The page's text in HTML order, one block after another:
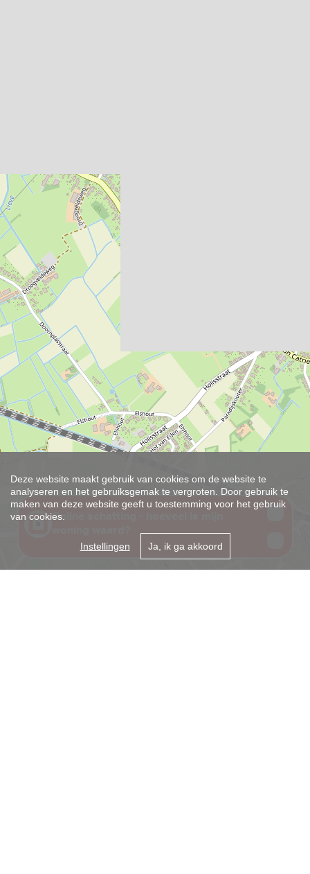
Deze website maakt gebruik van cookies om de website te
analyseren en het gebruiksgemak te vergroten. Door gebruik te
maken van deze website geeft u toestemming voor het gebruik
van cookies.
Instellingen Ja, ik ga akkoord